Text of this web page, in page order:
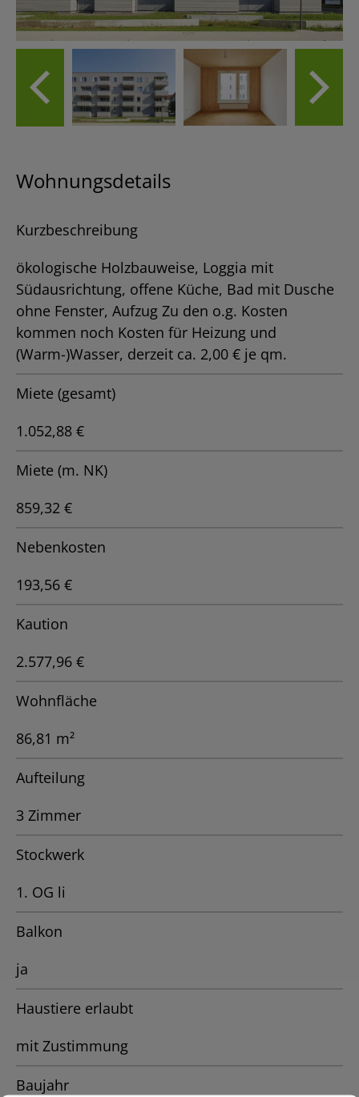
Wohnungsdetails
Kurzbeschreibung
ökologische Holzbauweise, Loggia mit
Südausrichtung, offene Küche, Bad mit Dusche
ohne Fenster, Aufzug Zu den o.g. Kosten
kommen noch Kosten für Heizung und
(Warm-)Wasser, derzeit ca. 2,00 € je qm.
Miete (gesamt)
1.052,88 €
Miete (m. NK)
859,32 €
Nebenkosten
193,56 €
Kaution
2.577,96 €
Wohnfläche
86,81 m²
Aufteilung
3 Zimmer
Stockwerk
1. OG li
Balkon
ja
Haustiere erlaubt
mit Zustimmung
Baujahr